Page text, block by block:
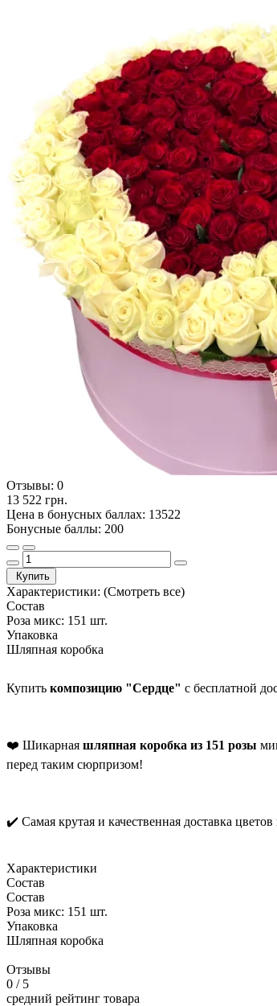
Отзывы: 0
13 522 грн.
Цена в бонусных баллах: 13522
Бонусные баллы: 200
Купить
Характеристики: (Смотреть все)
Состав
Роза микс: 151 шт.
Упаковка
Шляпная коробка
Купить композицию "Сердце" с бесплатной
❤️ Шикарная шляпная коробка из 151 розы
перед таким сюрпризом!
✔️ Самая крутая и качественная доставка
Характеристики
Состав
Состав
Роза микс: 151 шт.
Упаковка
Шляпная коробка
Отзывы
0 / 5
средний рейтинг товара